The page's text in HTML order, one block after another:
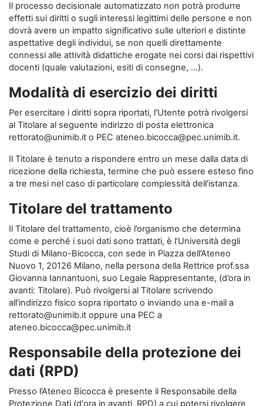
Il processo decisionale automatizzato non potrà produrre
effetti sui diritti o sugli interessi legittimi delle persone e non
dovrà avere un impatto significativo sulle ulteriori e distinte
aspettative degli individui, se non quelli direttamente
connessi alle attività didattiche erogate nei corsi dai rispettivi
docenti (quale valutazioni, esiti di consegne, …).
Modalità di esercizio dei diritti
Per esercitare i diritti sopra riportati, l'Utente potrà rivolgersi
al Titolare al seguente indirizzo di posta elettronica
rettorato@unimib.it o PEC ateneo.bicocca@pec.unimib.it.
Il Titolare è tenuto a rispondere entro un mese dalla data di
ricezione della richiesta, termine che può essere esteso fino
a tre mesi nel caso di particolare complessità dell’istanza.
Titolare del trattamento
Il Titolare del trattamento, cioè l’organismo che determina
come e perché i suoi dati sono trattati, è l’Università degli
Studi di Milano-Bicocca, con sede in Piazza dell’Ateneo
Nuovo 1, 20126 Milano, nella persona della Rettrice prof.ssa
Giovanna Iannantuoni, suo Legale Rappresentante, (d’ora in
avanti: Titolare). Può rivolgersi al Titolare scrivendo
all’indirizzo fisico sopra riportato o inviando una e-mail a
rettorato@unimib.it oppure una PEC a
ateneo.bicocca@pec.unimib.it
Responsabile della protezione dei
dati (RPD)
Presso l’Ateneo Bicocca è presente il Responsabile della
Protezione Dati (d'ora in avanti, RPD) a cui potersi rivolgere